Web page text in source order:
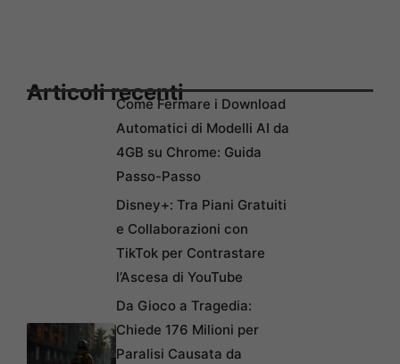
Articoli recentiCome Fermare i Download
Automatici di Modelli AI da
4GB su Chrome: Guida
Passo-Passo
Disney+: Tra Piani Gratuiti
e Collaborazioni con
TikTok per Contrastare
l’Ascesa di YouTube
Da Gioco a Tragedia:
Chiede 176 Milioni per
Paralisi Causata da